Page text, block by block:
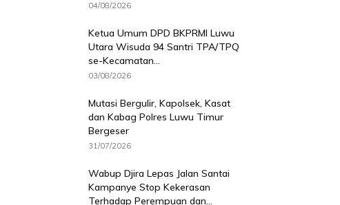
04/08/2026
Ketua Umum DPD BKPRMI Luwu
Utara Wisuda 94 Santri TPA/TPQ
se-Kecamatan...
03/08/2026
Mutasi Bergulir, Kapolsek, Kasat
dan Kabag Polres Luwu Timur
Bergeser
31/07/2026
Wabup Djira Lepas Jalan Santai
Kampanye Stop Kekerasan
Terhadap Perempuan dan...